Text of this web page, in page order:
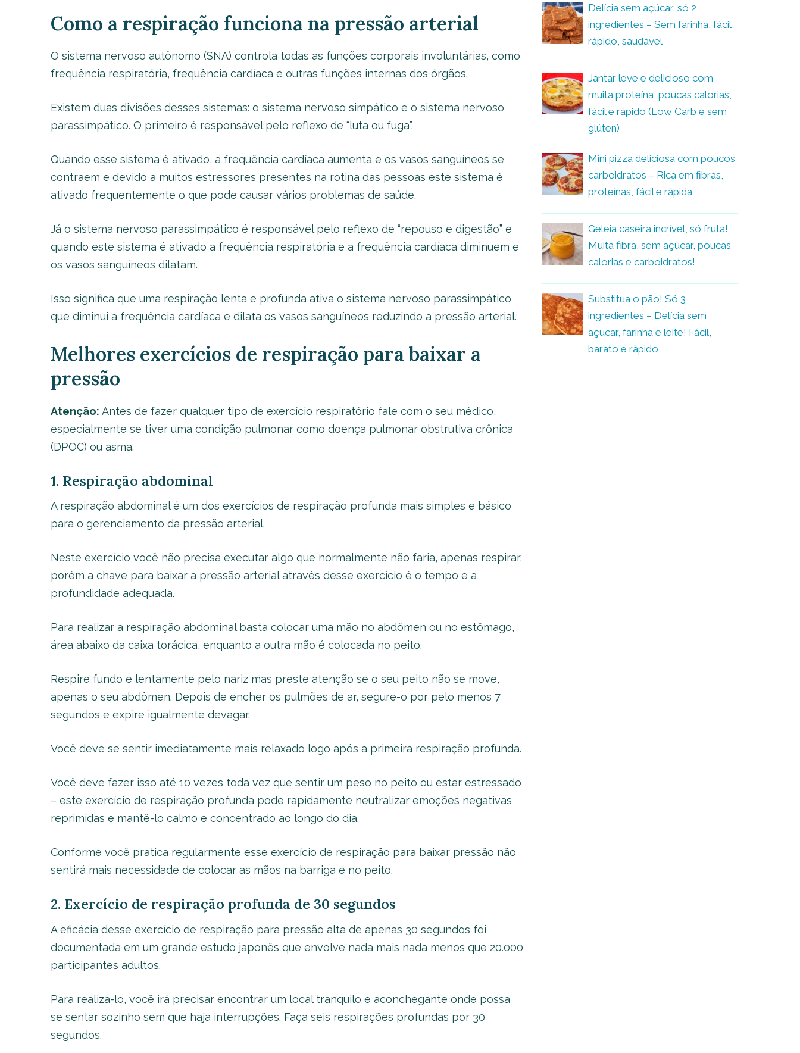
Como a respiração funciona na pressão arterial
O sistema nervoso autônomo (SNA) controla todas as funções corporais involuntárias, como
frequência respiratória, frequência cardíaca e outras funções internas dos órgãos.
Existem duas divisões desses sistemas: o sistema nervoso simpático e o sistema nervoso
parassimpático. O primeiro é responsável pelo reflexo de “luta ou fuga”.
Quando esse sistema é ativado, a frequência cardíaca aumenta e os vasos sanguíneos se
contraem e devido a muitos estressores presentes na rotina das pessoas este sistema é
ativado frequentemente o que pode causar vários problemas de saúde.
Já o sistema nervoso parassimpático é responsável pelo reflexo de “repouso e digestão” e
quando este sistema é ativado a frequência respiratória e a frequência cardíaca diminuem e
os vasos sanguíneos dilatam.
Isso significa que uma respiração lenta e profunda ativa o sistema nervoso parassimpático
que diminui a frequência cardíaca e dilata os vasos sanguíneos reduzindo a pressão arterial.
Melhores exercícios de respiração para baixar a
pressão
Atenção: Antes de fazer qualquer tipo de exercício respiratório fale com o seu médico,
especialmente se tiver uma condição pulmonar como doença pulmonar obstrutiva crônica
(DPOC) ou asma.
1. Respiração abdominal
A respiração abdominal é um dos exercícios de respiração profunda mais simples e básico
para o gerenciamento da pressão arterial.
Neste exercício você não precisa executar algo que normalmente não faria, apenas respirar,
porém a chave para baixar a pressão arterial através desse exercício é o tempo e a
profundidade adequada.
Para realizar a respiração abdominal basta colocar uma mão no abdômen ou no estômago,
área abaixo da caixa torácica, enquanto a outra mão é colocada no peito.
Respire fundo e lentamente pelo nariz mas preste atenção se o seu peito não se move,
apenas o seu abdômen. Depois de encher os pulmões de ar, segure-o por pelo menos 7
segundos e expire igualmente devagar.
Você deve se sentir imediatamente mais relaxado logo após a primeira respiração profunda.
Você deve fazer isso até 10 vezes toda vez que sentir um peso no peito ou estar estressado
– este exercício de respiração profunda pode rapidamente neutralizar emoções negativas
reprimidas e mantê-lo calmo e concentrado ao longo do dia.
Conforme você pratica regularmente esse exercício de respiração para baixar pressão não
sentirá mais necessidade de colocar as mãos na barriga e no peito.
2. Exercício de respiração profunda de 30 segundos
A eficácia desse exercício de respiração para pressão alta de apenas 30 segundos foi
documentada em um grande estudo japonês que envolve nada mais nada menos que 20.000
participantes adultos.
Para realiza-lo, você irá precisar encontrar um local tranquilo e aconchegante onde possa
se sentar sozinho sem que haja interrupções. Faça seis respirações profundas por 30
segundos.
Delícia sem açúcar, só 2
ingredientes – Sem farinha, fácil,
rápido, saudável
Jantar leve e delicioso com
muita proteína, poucas calorias,
fácil e rápido (Low Carb e sem
glúten)
Mini pizza deliciosa com poucos
carboidratos – Rica em fibras,
proteínas, fácil e rápida
Geleia caseira incrível, só fruta!
Muita fibra, sem açúcar, poucas
calorias e carboidratos!
Substitua o pão! Só 3
ingredientes – Delícia sem
açúcar, farinha e leite! Fácil,
barato e rápido